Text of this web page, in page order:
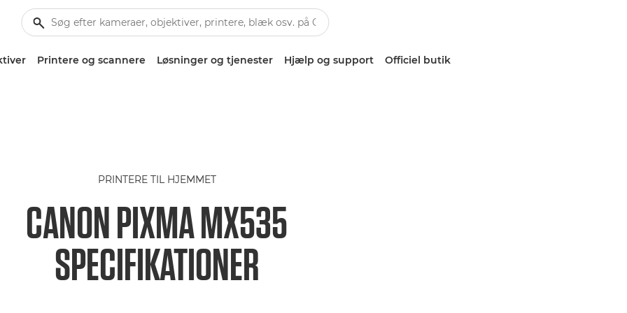
Printere og scannere Løsninger og tjenester Hjælp og support Officiel butik
PRINTERE TIL HJEMMET
CANON PIXMA MX535
SPECIFIKATIONER